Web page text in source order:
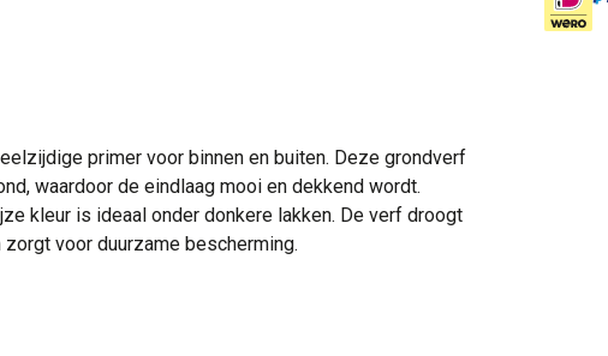
primer voor binnen en buiten. Deze grondverf
waardoor de eindlaag mooi en dekkend wordt.
kleur is ideaal onder donkere lakken. De verf droogt
voor duurzame bescherming.